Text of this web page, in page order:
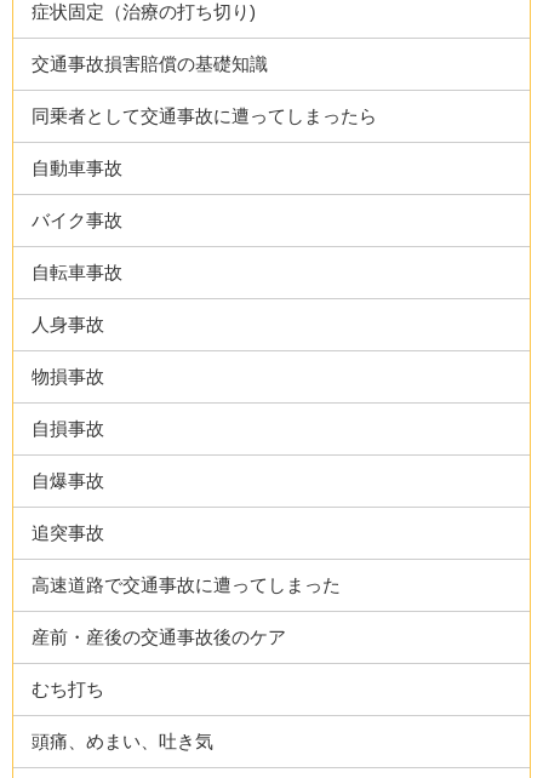
症状固定（治療の打ち切り)
交通事故損害賠償の基礎知識
同乗者として交通事故に遭ってしまったら
自動車事故
バイク事故
自転車事故
人身事故
物損事故
自損事故
自爆事故
追突事故
高速道路で交通事故に遭ってしまった
産前・産後の交通事故後のケア
むち打ち
頭痛、めまい、吐き気